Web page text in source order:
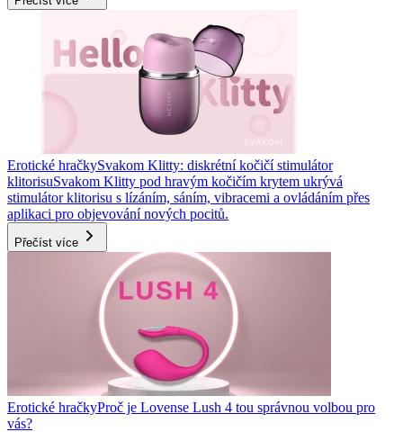
Erotické hračkySvakom Klitty: diskrétní kočičí stimulátor
klitorisuSvakom Klitty pod hravým kočičím krytem ukrývá
stimulátor klitorisu s lízáním, sáním, vibracemi a ovládáním přes
aplikaci pro objevování nových pocitů.
Přečíst více
Erotické hračkyProč je Lovense Lush 4 tou správnou volbou pro
vás?